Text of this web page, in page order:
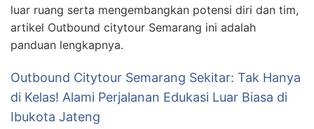
luar ruang serta mengembangkan potensi diri dan tim,
artikel Outbound citytour Semarang ini adalah
panduan lengkapnya.
Outbound Citytour Semarang Sekitar: Tak Hanya
di Kelas! Alami Perjalanan Edukasi Luar Biasa di
Ibukota Jateng